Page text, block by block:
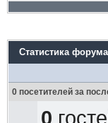
Статистика форума
0 посетителей за
0